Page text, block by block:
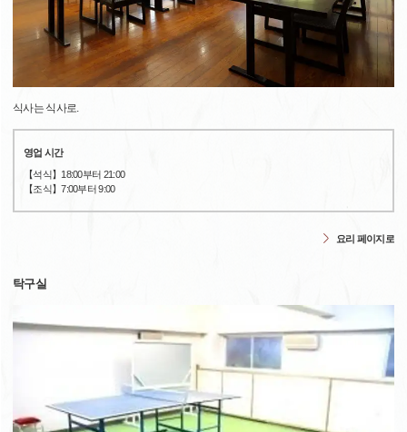
식사는 식사로.
영업 시간
【석식】18:00부터 21:00
【조식】7:00부터 9:00
요리 페이지로
탁구실